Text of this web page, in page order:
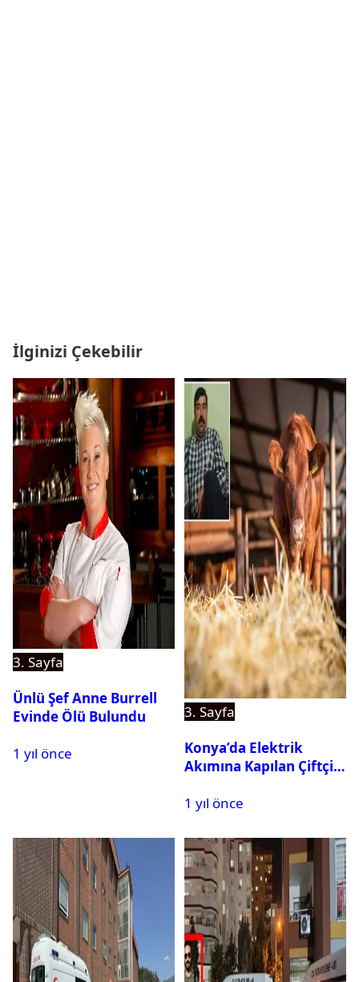
İlginizi Çekebilir
3. Sayfa
Ünlü Şef Anne Burrell
Evinde Ölü Bulundu
1 yıl önce
3. Sayfa
Konya’da Elektrik
Akımına Kapılan Çiftçi
1 yıl önce